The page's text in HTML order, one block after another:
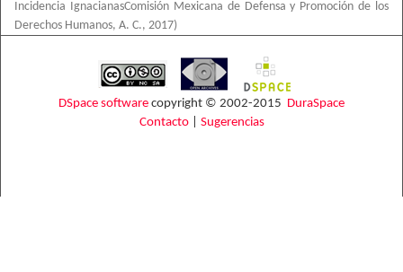
Incidencia IgnacianasComisión Mexicana de Defensa y Promoción de los
Derechos Humanos, A. C., 2017)
DSpace software copyright © 2002-2015 DuraSpace
Contacto| Sugerencias